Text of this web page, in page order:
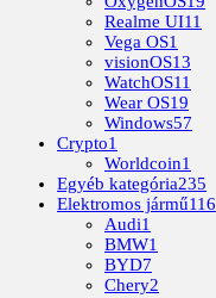
Realme UI11
Vega OS1
visionOS13
WatchOS11
Wear OS19
Windows57
Crypto1
Worldcoin1
Egyéb kategória235
Elektromos jármű116
Audi1
BMW1
BYD7
Chery2